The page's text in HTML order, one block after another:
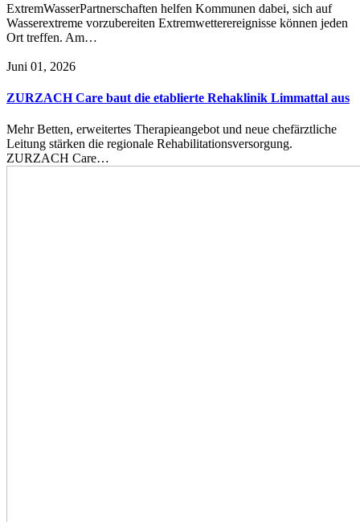
ExtremWasserPartnerschaften helfen Kommunen dabei, sich auf
Wasserextreme vorzubereiten Extremwetterereignisse können jeden
Ort treffen. Am…
Juni 01, 2026
ZURZACH Care baut die etablierte Rehaklinik Limmattal aus
Mehr Betten, erweitertes Therapieangebot und neue chefärztliche
Leitung stärken die regionale Rehabilitationsversorgung.
ZURZACH Care…